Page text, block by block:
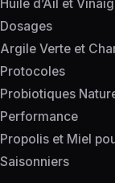
Huile d’Ail et
Dosages
Argile Verte et
Protocoles
Probiotiques
Performance
Propolis et Miel
Saisonniers